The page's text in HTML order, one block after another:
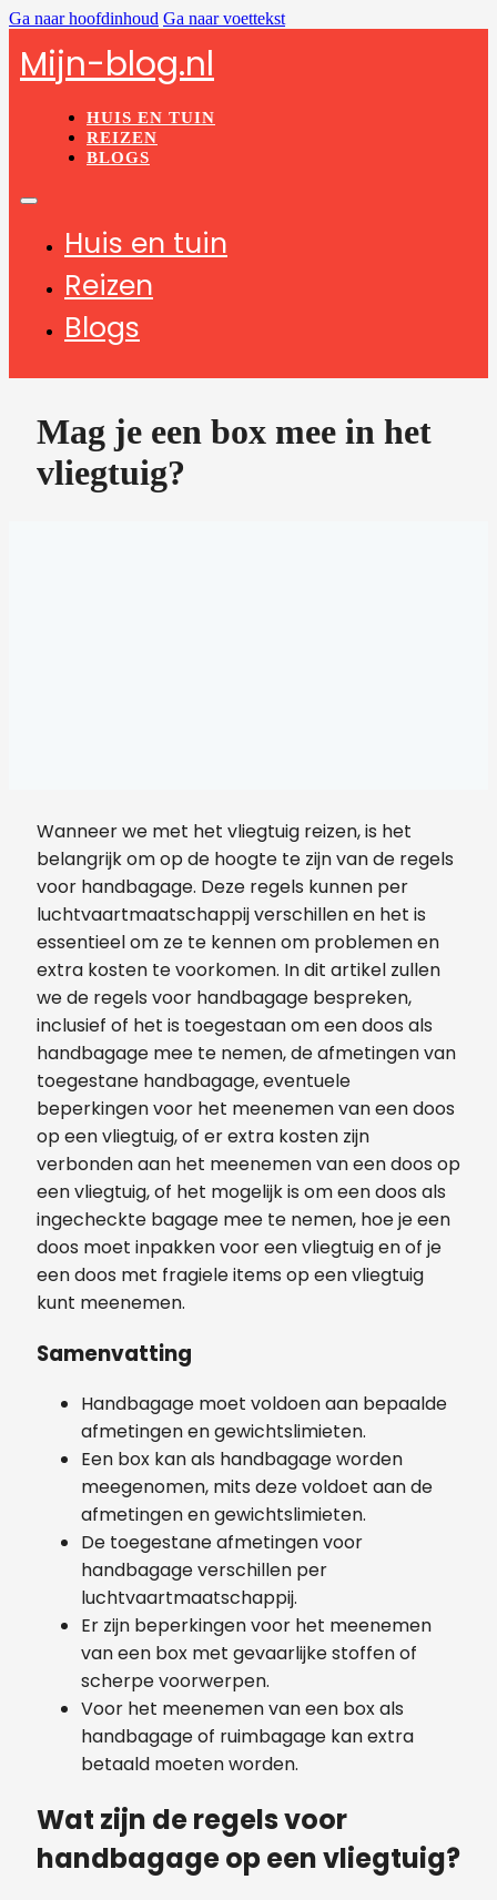
Ga naar hoofdinhoud Ga naar voettekst
Mijn-blog.nl
HUIS EN TUIN
REIZEN
BLOGS
Huis en tuin
Reizen
Blogs
Mag je een box mee in het
vliegtuig?
Wanneer we met het vliegtuig reizen, is het
belangrijk om op de hoogte te zijn van de regels
voor handbagage. Deze regels kunnen per
luchtvaartmaatschappij verschillen en het is
essentieel om ze te kennen om problemen en
extra kosten te voorkomen. In dit artikel zullen
we de regels voor handbagage bespreken,
inclusief of het is toegestaan om een doos als
handbagage mee te nemen, de afmetingen van
toegestane handbagage, eventuele
beperkingen voor het meenemen van een doos
op een vliegtuig, of er extra kosten zijn
verbonden aan het meenemen van een doos op
een vliegtuig, of het mogelijk is om een doos als
ingecheckte bagage mee te nemen, hoe je een
doos moet inpakken voor een vliegtuig en of je
een doos met fragiele items op een vliegtuig
kunt meenemen.
Samenvatting
Handbagage moet voldoen aan bepaalde
afmetingen en gewichtslimieten.
Een box kan als handbagage worden
meegenomen, mits deze voldoet aan de
afmetingen en gewichtslimieten.
De toegestane afmetingen voor
handbagage verschillen per
luchtvaartmaatschappij.
Er zijn beperkingen voor het meenemen
van een box met gevaarlijke stoffen of
scherpe voorwerpen.
Voor het meenemen van een box als
handbagage of ruimbagage kan extra
betaald moeten worden.
Wat zijn de regels voor
handbagage op een vliegtuig?